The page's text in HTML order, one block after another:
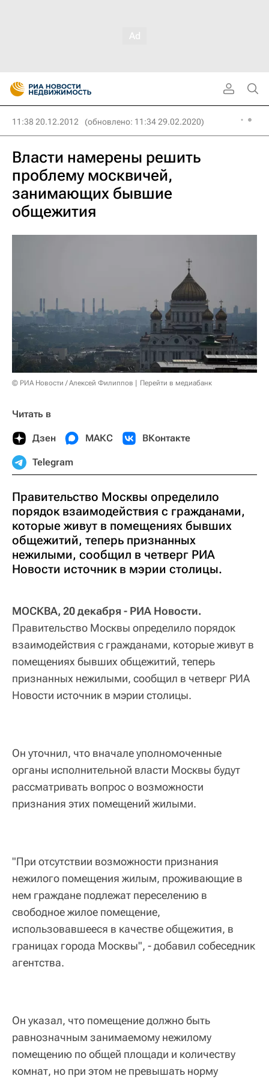
11:38 20.12.2012 (обновлено: 11:34 29.02.2020)
Власти намерены решить
проблему москвичей,
занимающих бывшие
общежития
© РИА Новости / Алексей Филиппов Перейти в медиабанк
Читать в
Дзен МАКС ВКонтакте
Telegram
Правительство Москвы определило
порядок взаимодействия с гражданами,
которые живут в помещениях бывших
общежитий, теперь признанных
нежилыми, сообщил в четверг РИА
Новости источник в мэрии столицы.
МОСКВА, 20 декабря - РИА Новости.
Правительство Москвы определило порядок
взаимодействия с гражданами, которые живут в
помещениях бывших общежитий, теперь
признанных нежилыми, сообщил в четверг РИА
Новости источник в мэрии столицы.
Он уточнил, что вначале уполномоченные
органы исполнительной власти Москвы будут
рассматривать вопрос о возможности
признания этих помещений жилыми.
"При отсутствии возможности признания
нежилого помещения жилым, проживающие в
нем граждане подлежат переселению в
свободное жилое помещение,
использовавшееся в качестве общежития, в
границах города Москвы", - добавил собеседник
агентства.
Он указал, что помещение должно быть
равнозначным занимаемому нежилому
помещению по общей площади и количеству
комнат, но при этом не превышать норму